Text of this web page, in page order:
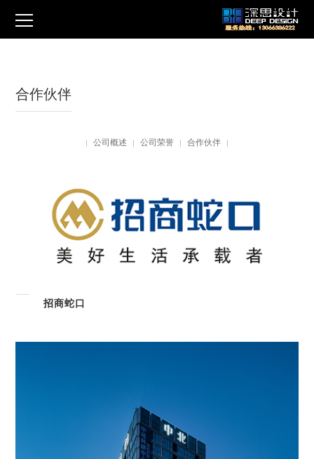
合作伙伴
| 公司概述 | 公司荣誉 | 合作伙伴 |
招商蛇口